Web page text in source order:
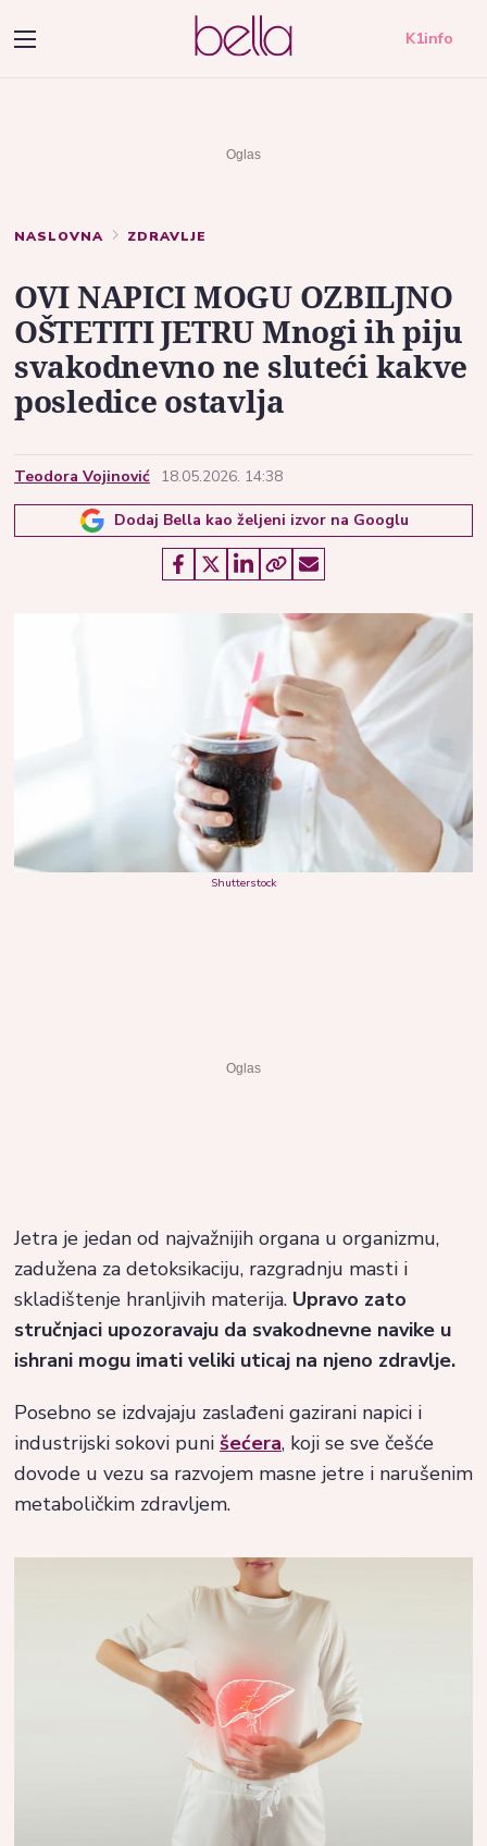
K1info
NASLOVNA ZDRAVLJE
OVI NAPICI MOGU OZBILJNO
OŠTETITI JETRU Mnogi ih piju
svakodnevno ne sluteći kakve
posledice ostavlja
Teodora Vojinović 18.05.2026. 14:38
Dodaj Bella kao željeni izvor na Googlu
Shutterstock
Jetra je jedan od najvažnijih organa u organizmu,
zadužena za detoksikaciju, razgradnju masti i
skladištenje hranljivih materija. Upravo zato
stručnjaci upozoravaju da svakodnevne navike u
ishrani mogu imati veliki uticaj na njeno zdravlje.
Posebno se izdvajaju zaslađeni gazirani napici i
industrijski sokovi puni šećera, koji se sve češće
dovode u vezu sa razvojem masne jetre i narušenim
metaboličkim zdravljem.